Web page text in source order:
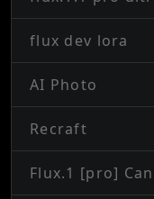
flux dev lora
AI Photo
Recraft
Flux.1 [pro]